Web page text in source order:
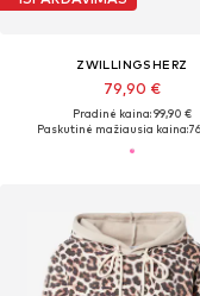
ZWILLINGSHERZ
79,90 €
Pradinė kaina: 99,90 €
Paskutinė mažiausia kaina: